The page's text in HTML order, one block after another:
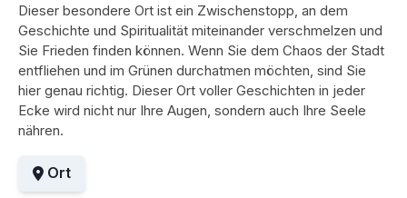
Dieser besondere Ort ist ein Zwischenstopp, an dem
Geschichte und Spiritualität miteinander verschmelzen und
Sie Frieden finden können. Wenn Sie dem Chaos der Stadt
entfliehen und im Grünen durchatmen möchten, sind Sie
hier genau richtig. Dieser Ort voller Geschichten in jeder
Ecke wird nicht nur Ihre Augen, sondern auch Ihre Seele
nähren.
Ort